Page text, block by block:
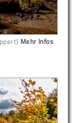
Mehr Infos